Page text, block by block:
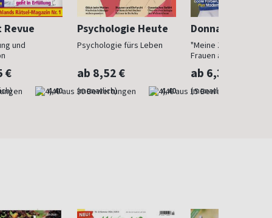
und
€
4,40
Psychologie Heute
Psychologie fürs Leben
ab 8,52 €
(monatlich) 4,40
Donna
"Meine Zeit ist jetzt":
Frauen ab 40
ab 6,30 €
(monatlich)